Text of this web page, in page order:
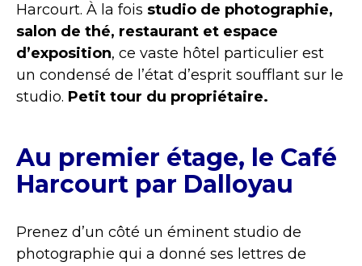
Harcourt. À la fois studio de photographie,
salon de thé, restaurant et espace
d’exposition, ce vaste hôtel particulier est
un condensé de l’état d’esprit soufflant sur le
studio. Petit tour du propriétaire.
Au premier étage, le Café
Harcourt par Dalloyau
Prenez d’un côté un éminent studio de
photographie qui a donné ses lettres de